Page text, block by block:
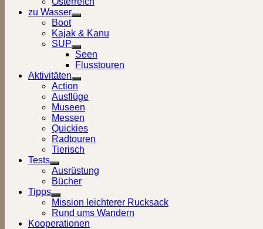
zu Wasser
Show
sub
menu
Boot
Kajak & Kanu
SUP
Show
sub
menu
Seen
Flusstouren
Aktivitäten
Show
sub
menu
Action
Ausflüge
Museen
Messen
Quickies
Radtouren
Tierisch
Tests
Show
sub
menu
Ausrüstung
Bücher
Tipps
Show
sub
menu
Mission leichterer Rucksack
Rund ums Wandern
Kooperationen